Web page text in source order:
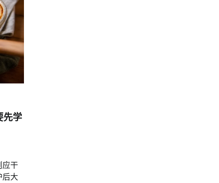
先学
应干
大